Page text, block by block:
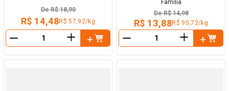
De R$ 18,90
R$ 14,48R$ 57,92/kg
＋
Família
De R$ 14,98
R$ 13,88R$ 95,72/kg
＋